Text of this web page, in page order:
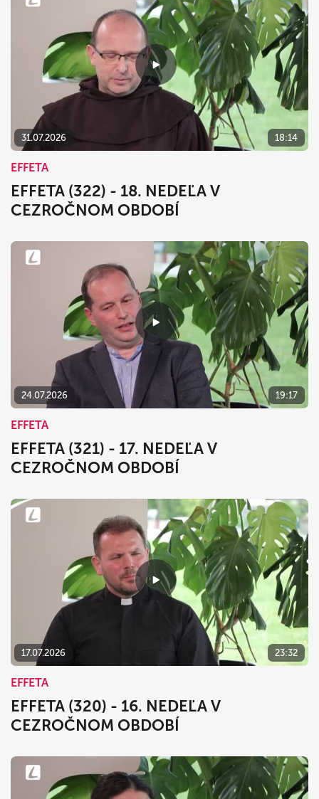
31.07.2026 18:14
EFFETA
EFFETA (322) - 18. NEDEĽA V
CEZROČNOM OBDOBÍ
24.07.2026 19:17
EFFETA
EFFETA (321) - 17. NEDEĽA V
CEZROČNOM OBDOBÍ
17.07.2026 23:32
EFFETA
EFFETA (320) - 16. NEDEĽA V
CEZROČNOM OBDOBÍ